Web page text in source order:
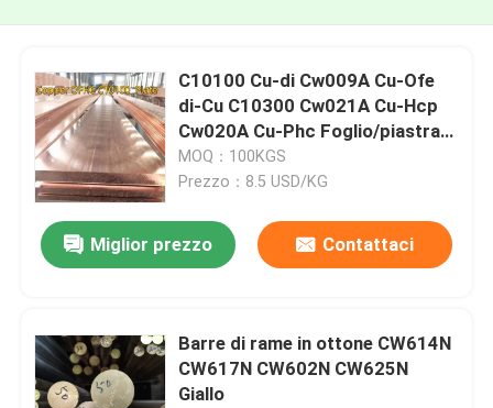
C10100 Cu-di Cw009A Cu-Ofe
di-Cu C10300 Cw021A Cu-Hcp
Cw020A Cu-Phc Foglio/piastra
di rame privo di ossigeno
MOQ：100KGS
Prezzo：8.5 USD/KG
Miglior prezzo Contattaci
Barre di rame in ottone CW614N
CW617N CW602N CW625N
Giallo